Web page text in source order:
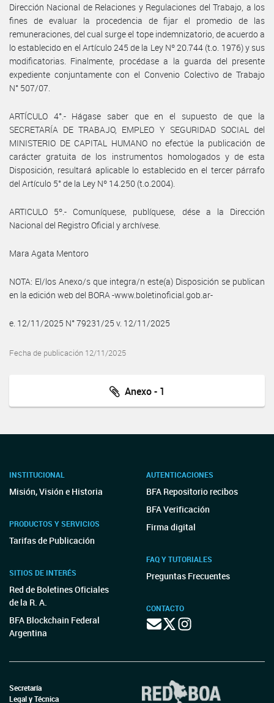
Dirección Nacional de Relaciones y Regulaciones del Trabajo, a los
fines de evaluar la procedencia de fijar el promedio de las
remuneraciones, del cual surge el tope indemnizatorio, de acuerdo a
lo establecido en el Artículo 245 de la Ley Nº 20.744 (t.o. 1976) y sus
modificatorias. Finalmente, procédase a la guarda del presente
expediente conjuntamente con el Convenio Colectivo de Trabajo
N° 507/07.
ARTÍCULO 4°.- Hágase saber que en el supuesto de que la
SECRETARÍA DE TRABAJO, EMPLEO Y SEGURIDAD SOCIAL del
MINISTERIO DE CAPITAL HUMANO no efectúe la publicación de
carácter gratuita de los instrumentos homologados y de esta
Disposición, resultará aplicable lo establecido en el tercer párrafo
del Artículo 5° de la Ley Nº 14.250 (t.o.2004).
ARTICULO 5º.- Comuníquese, publíquese, dése a la Dirección
Nacional del Registro Oficial y archívese.
Mara Agata Mentoro
NOTA: El/los Anexo/s que integra/n este(a) Disposición se publican
en la edición web del BORA -www.boletinoficial.gob.ar-
e. 12/11/2025 N° 79231/25 v. 12/11/2025
Fecha de publicación 12/11/2025
Anexo - 1
INSTITUCIONAL
Misión, Visión e Historia
PRODUCTOS Y SERVICIOS
Tarifas de Publicación
SITIOS DE INTERÉS
Red de Boletines Oficiales
de la R. A.
BFA Blockchain Federal
Argentina
AUTENTICACIONES
BFA Repositorio recibos
BFA Verificación
Firma digital
FAQ Y TUTORIALES
Preguntas Frecuentes
CONTACTO
Secretaría
Legal y Técnica